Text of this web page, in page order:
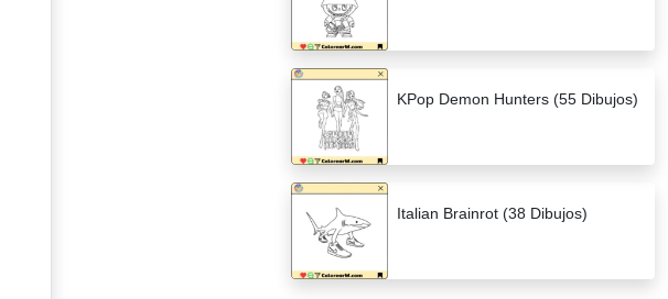
KPop Demon Hunters (55 Dibujos)
Italian Brainrot (38 Dibujos)